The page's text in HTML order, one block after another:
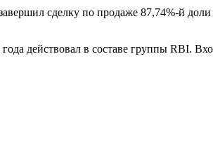
сделку по продаже 87,74%-й
действовал в составе группы RBI.